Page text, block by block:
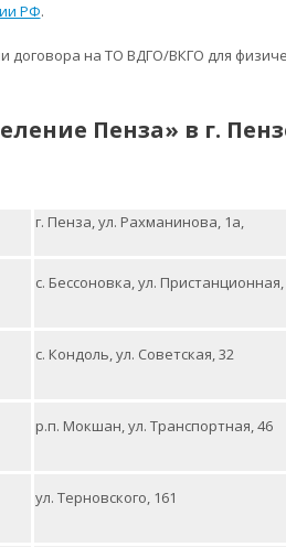
РФ.
договора на ТО ВДГО/ВКГО для
Пенза» в г.
г. Пенза, ул. Рахманинова, 1а,
с. Бессоновка, ул. Пристанционная,
с. Кондоль, ул. Советская, 32
р.п. Мокшан, ул. Транспортная, 46
ул. Терновского, 161